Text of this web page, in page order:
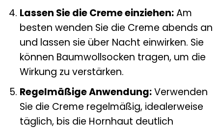
Lassen Sie die Creme einziehen:Am
besten wenden Sie die Creme abends an
und lassen sie über Nacht einwirken. Sie
können Baumwollsocken tragen, um die
Wirkung zu verstärken.
Regelmäßige Anwendung:Verwenden
Sie die Creme regelmäßig, idealerweise
täglich, bis die Hornhaut deutlich